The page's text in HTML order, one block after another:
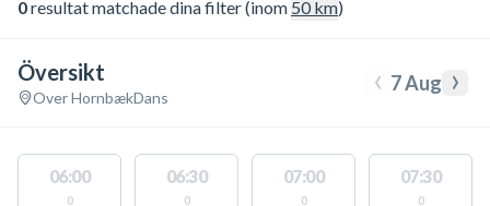
0resultat matchade dina filter (inom 50km)
Översikt
Over HornbækDans ‹ 7 Aug ›
06:00
0
06:30
0
07:00
0
07:30
0